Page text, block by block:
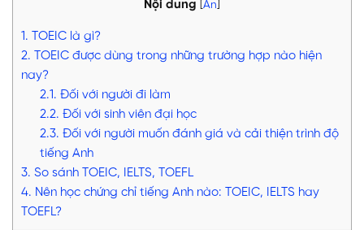
Nội dung Ẩn
1. TOEIC là gì?
2. TOEIC được dùng trong những trường hợp nào hiện
nay?
2.1. Đối với người đi làm
2.2. Đối với sinh viên đại học
2.3. Đối với người muốn đánh giá và cải thiện trình độ
tiếng Anh
3. So sánh TOEIC, IELTS, TOEFL
4. Nên học chứng chỉ tiếng Anh nào: TOEIC, IELTS hay
TOEFL?